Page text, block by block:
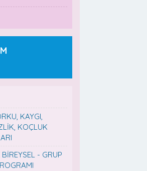
KAYGI,
KOÇLUK
- GRUP